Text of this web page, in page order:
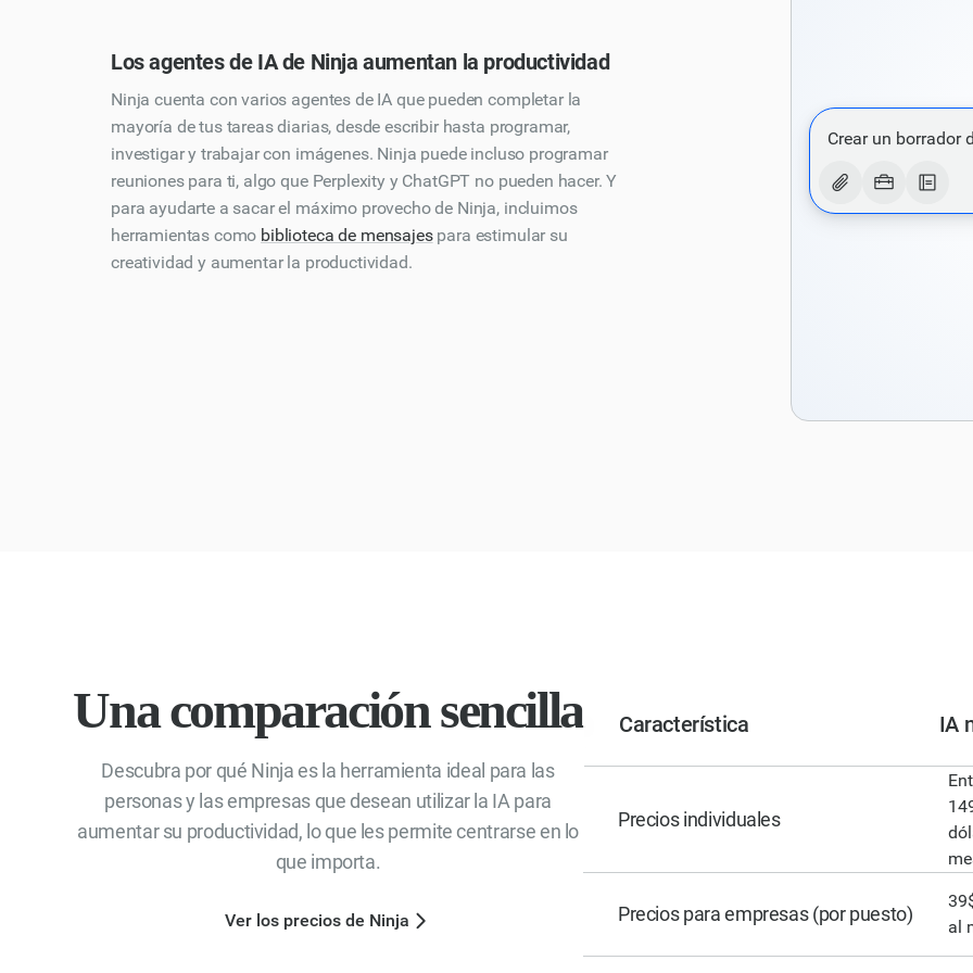
Los agentes de IA de Ninja aumentan la productividad
Ninja cuenta con varios agentes de IA que pueden completar la
mayoría de tus tareas diarias, desde escribir hasta programar,
investigar y trabajar con imágenes. Ninja puede incluso programar
reuniones para ti, algo que Perplexity y ChatGPT no pueden hacer. Y
para ayudarte a sacar el máximo provecho de Ninja, incluimos
herramientas como biblioteca de mensajespara estimular su
creatividad y aumentar la productividad.
Escribe un poema
naturaleza y un
poema debe
descripciones de
en un estilo lírico
un tono formal y
Crear un borrador
Una comparación sencilla
Descubra por qué Ninja es la herramienta ideal para las
personas y las empresas que desean utilizar la IA para
aumentar su productividad, lo que les permite centrarse en lo
que importa.
Ver los precios de Ninja
Característica IA
Precios individuales
Precios para empresas (por puesto)
al